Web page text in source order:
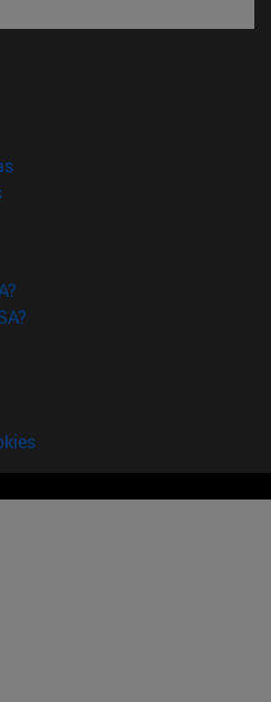
ventana)
(abre en nueva ventana)
(abre en nueva ventana)